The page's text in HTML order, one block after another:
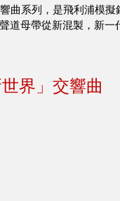
曲系列，是飛利浦模
道母帶從新混製，新
界」交響曲